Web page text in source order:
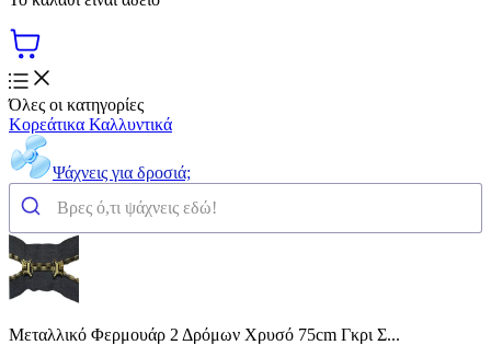
Όλες οι κατηγορίες
Κορεάτικα Καλλυντικά
Ψάχνεις για δροσιά;
Μεταλλικό Φερμουάρ 2 Δρόμων Χρυσό 75cm Γκρι Σ...